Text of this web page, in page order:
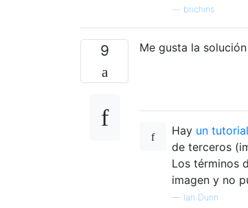
brichins
9 Me gusta la
Hay un
de terceros
Los términos
imagen y no
— Ian Dunn